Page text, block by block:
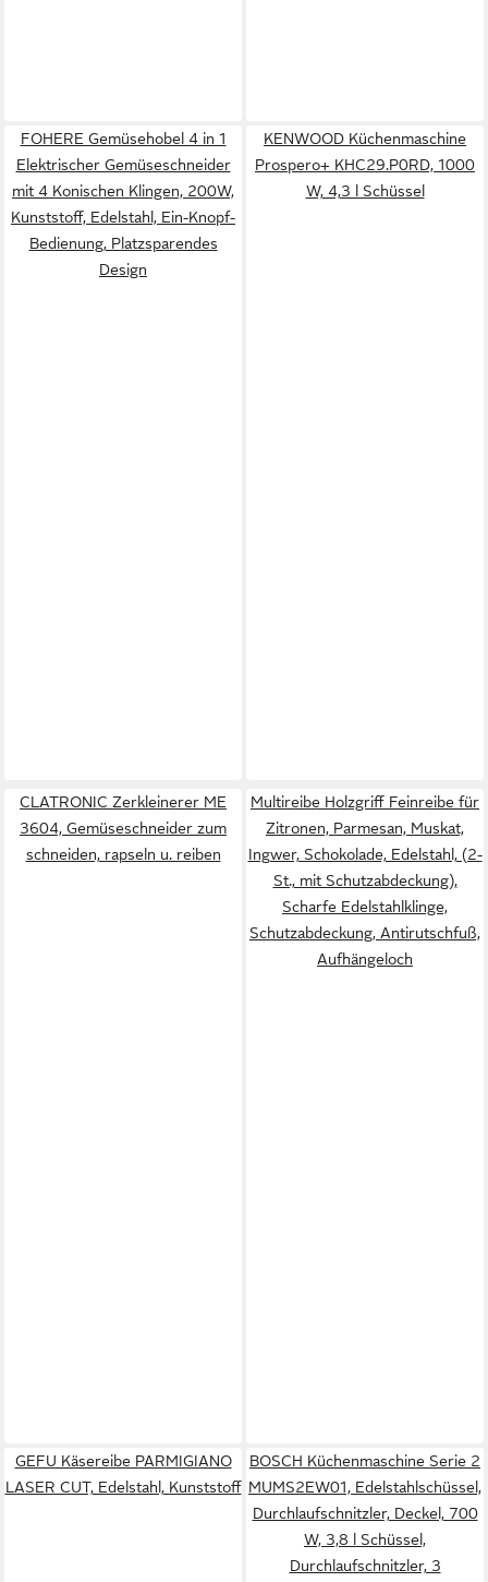
FOHERE Gemüsehobel 4 in 1
Elektrischer Gemüseschneider
mit 4 Konischen Klingen, 200W,
Kunststoff, Edelstahl, Ein-Knopf-
Bedienung, Platzsparendes
Design
KENWOOD Küchenmaschine
Prospero+ KHC29.P0RD, 1000
W, 4,3 l Schüssel
CLATRONIC Zerkleinerer ME
3604, Gemüseschneider zum
schneiden, rapseln u. reiben
Multireibe Holzgriff Feinreibe für
Zitronen, Parmesan, Muskat,
Ingwer, Schokolade, Edelstahl, (2-
St., mit Schutzabdeckung),
Scharfe Edelstahlklinge,
Schutzabdeckung, Antirutschfuß,
Aufhängeloch
GEFU Käsereibe PARMIGIANO
LASER CUT, Edelstahl, Kunststoff
BOSCH Küchenmaschine Serie 2
MUMS2EW01, Edelstahlschüssel,
Durchlaufschnitzler, Deckel, 700
W, 3,8 l Schüssel,
Durchlaufschnitzler, 3